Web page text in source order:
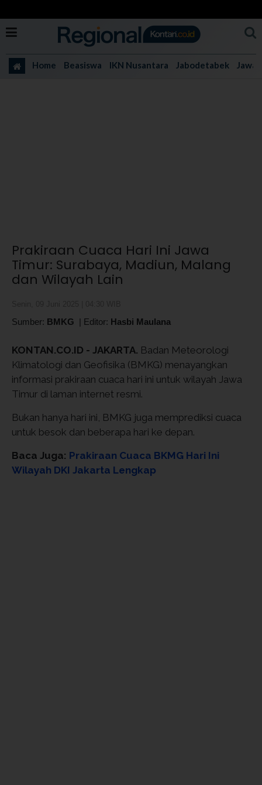
Home Beasiswa IKN Nusantara Jabodetabek Jawa
Prakiraan Cuaca Hari Ini Jawa
Timur: Surabaya, Madiun, Malang
dan Wilayah Lain
Sumber: BMKG | Editor: Hasbi Maulana
KONTAN.CO.ID - JAKARTA. Badan Meteorologi
Klimatologi dan Geofisika (BMKG) menayangkan
informasi prakiraan cuaca hari ini untuk wilayah Jawa
Timur di laman internet resmi.
Bukan hanya hari ini, BMKG juga memprediksi cuaca
untuk besok dan beberapa hari ke depan.
Baca Juga: Prakiraan Cuaca BKMG Hari Ini
Wilayah DKI Jakarta Lengkap